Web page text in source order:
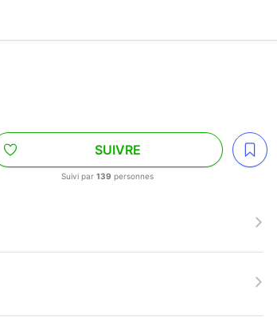
SUIVRE
Suivi par 139 personnes